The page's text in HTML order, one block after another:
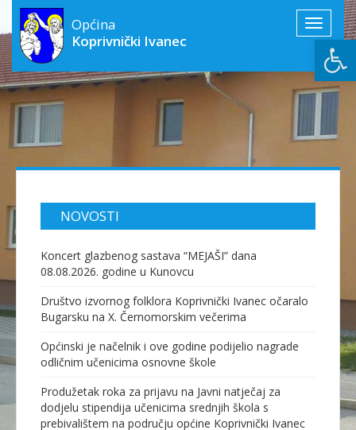
Toggle
Općina
Koprivnički Ivanec
NOVOSTI
Koncert glazbenog sastava “MEJAŠI” dana
08.08.2026. godine u Kunovcu
Društvo izvornog folklora Koprivnički Ivanec očaralo
Bugarsku na X. Černomorskim večerima
Općinski je načelnik i ove godine podijelio nagrade
odličnim učenicima osnovne škole
Produžetak roka za prijavu na Javni natječaj za
dodjelu stipendija učenicima srednjih škola s
prebivalištem na području općine Koprivnički Ivanec